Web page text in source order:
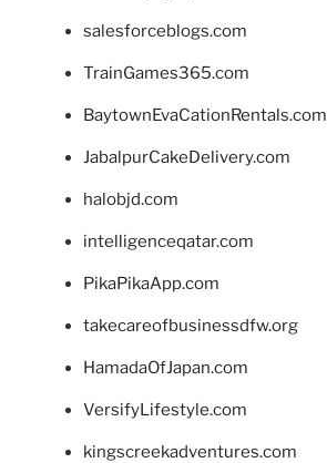
salesforceblogs.com
TrainGames365.com
BaytownEvaCationRentals.com
JabalpurCakeDelivery.com
halobjd.com
intelligenceqatar.com
PikaPikaApp.com
takecareofbusinessdfw.org
HamadaOfJapan.com
VersifyLifestyle.com
kingscreekadventures.com